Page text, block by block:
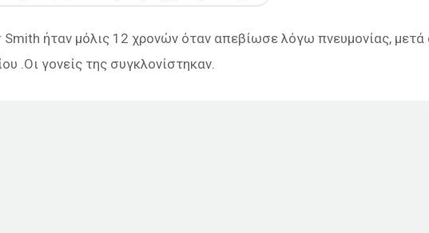
ήταν μόλις 12 χρονών όταν απεβίωσε λόγω πνευμονίας,
.Οι γονείς της συγκλονίστηκαν.